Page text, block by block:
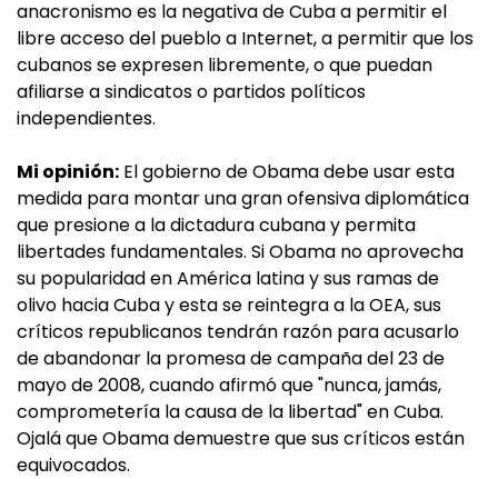
anacronismo es la negativa de Cuba a permitir el
libre acceso del pueblo a Internet, a permitir que los
cubanos se expresen libremente, o que puedan
afiliarse a sindicatos o partidos políticos
independientes.
Mi opinión: El gobierno de Obama debe usar esta
medida para montar una gran ofensiva diplomática
que presione a la dictadura cubana y permita
libertades fundamentales. Si Obama no aprovecha
su popularidad en América latina y sus ramas de
olivo hacia Cuba y esta se reintegra a la OEA, sus
críticos republicanos tendrán razón para acusarlo
de abandonar la promesa de campaña del 23 de
mayo de 2008, cuando afirmó que "nunca, jamás,
comprometería la causa de la libertad" en Cuba.
Ojalá que Obama demuestre que sus críticos están
equivocados.